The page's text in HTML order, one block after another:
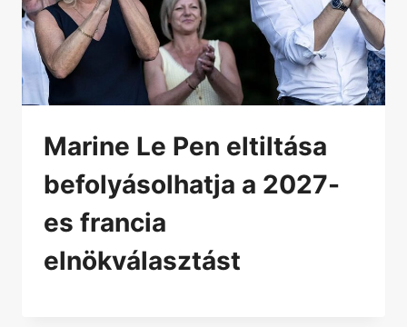
Marine Le Pen eltiltása
befolyásolhatja a 2027-
es francia
elnökválasztást